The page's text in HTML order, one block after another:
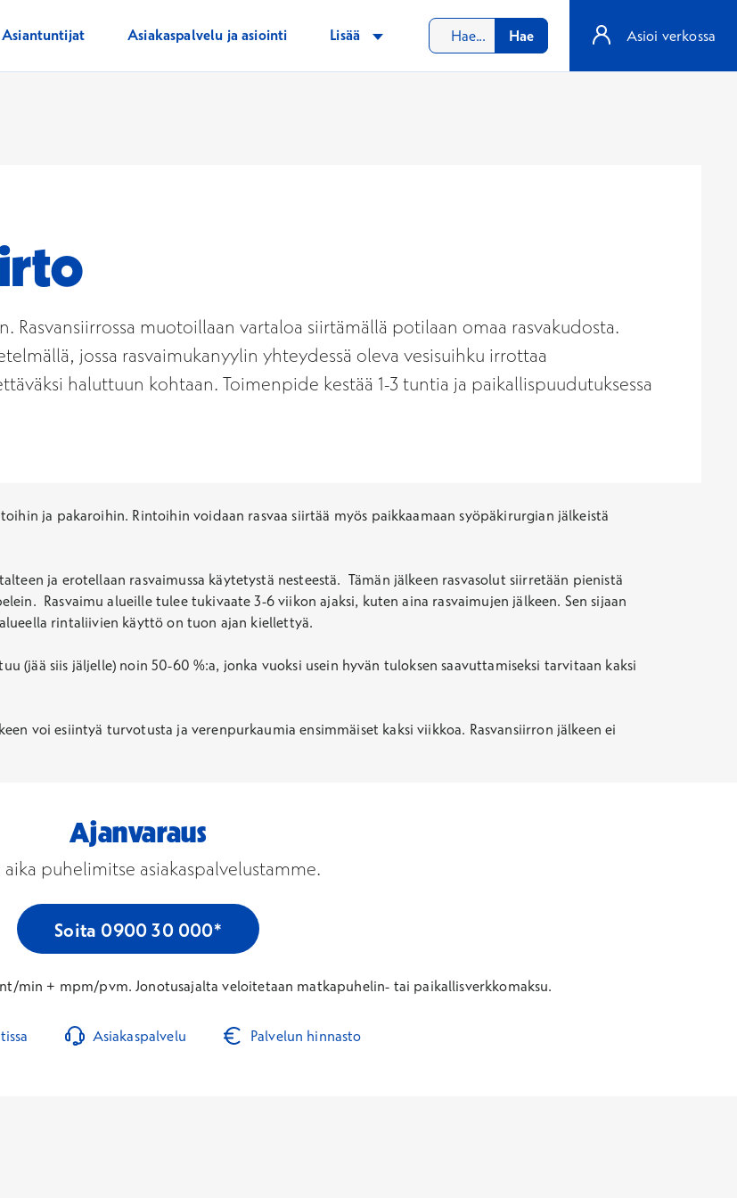
Asiantuntijat Asiakaspalvelu ja asiointi Lisää Hae Asioi verkossa
Rasvansiirrossa muotoillaan vartaloa siirtämällä potilaan omaa rasvakudosta.
jossa rasvaimukanyylin yhteydessä oleva vesisuihku irrottaa
haluttuun kohtaan. Toimenpide kestää 1-3 tuntia ja paikallispuudutuksessa
ja pakaroihin. Rintoihin voidaan rasvaa siirtää myös paikkaamaan syöpäkirurgian jälkeistä
ja erotellaan rasvaimussa käytetystä nesteestä. Tämän jälkeen rasvasolut siirretään pienistä
Rasvaimu alueille tulee tukivaate 3-6 viikon ajaksi, kuten aina rasvaimujen jälkeen. Sen sijaan
rintaliivien käyttö on tuon ajan kiellettyä.
(jää siis jäljelle) noin 50-60 %:a, jonka vuoksi usein hyvän tuloksen saavuttamiseksi tarvitaan kaksi
voi esiintyä turvotusta ja verenpurkaumia ensimmäiset kaksi viikkoa. Rasvansiirron jälkeen ei
Ajanvaraus
aika puhelimitse asiakaspalvelustamme.
Soita 0900 30 000*
min + mpm/pvm. Jonotusajalta veloitetaan matkapuhelin- tai paikallisverkkomaksu.
Asiakaspalvelu Palvelun hinnasto